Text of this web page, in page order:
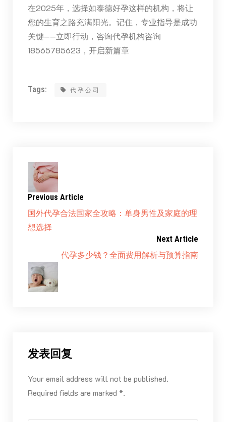
在2025年，选择如泰德好孕这样的机构，将让
您的生育之路充满阳光。记住，专业指导是成功
关键——立即行动，咨询代孕机构咨询
18565785623，开启新篇章
Tags: 代孕公司
Previous Article
国外代孕合法国家全攻略：单身男性及家庭的理
想选择
Next Article
代孕多少钱？全面费用解析与预算指南
发表回复
Your email address will not be published.
Required fields are marked *.